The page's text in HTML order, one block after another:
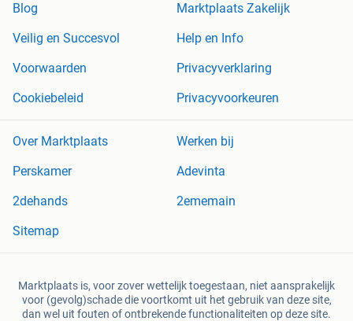
Blog
Marktplaats Zakelijk
Veilig en Succesvol
Help en Info
Voorwaarden
Privacyverklaring
Cookiebeleid
Privacyvoorkeuren
Over Marktplaats
Werken bij
Perskamer
Adevinta
2dehands
2ememain
Sitemap
Marktplaats is, voor zover wettelijk toegestaan, niet aansprakelijk
voor (gevolg)schade die voortkomt uit het gebruik van deze site,
dan wel uit fouten of ontbrekende functionaliteiten op deze site.